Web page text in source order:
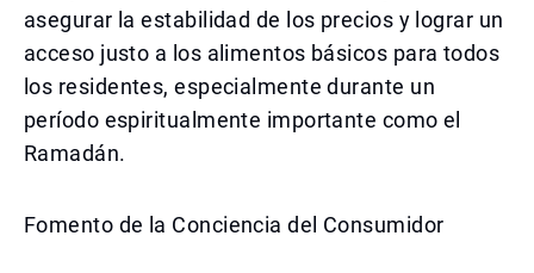
asegurar la estabilidad de los precios y lograr un
acceso justo a los alimentos básicos para todos
los residentes, especialmente durante un
período espiritualmente importante como el
Ramadán.
Fomento de la Conciencia del Consumidor